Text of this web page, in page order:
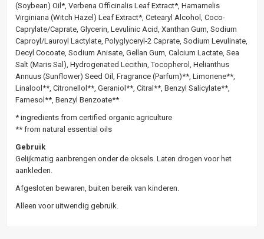
(Soybean) Oil*, Verbena Officinalis Leaf Extract*, Hamamelis
Virginiana (Witch Hazel) Leaf Extract*, Cetearyl Alcohol, Coco-
Caprylate/Caprate, Glycerin, Levulinic Acid, Xanthan Gum, Sodium
Caproyl/Lauroyl Lactylate, Polyglyceryl-2 Caprate, Sodium Levulinate,
Decyl Cocoate, Sodium Anisate, Gellan Gum, Calcium Lactate, Sea
Salt (Maris Sal), Hydrogenated Lecithin, Tocopherol, Helianthus
Annuus (Sunflower) Seed Oil, Fragrance (Parfum)**, Limonene**,
Linalool**, Citronellol**, Geraniol**, Citral**, Benzyl Salicylate**,
Farnesol**, Benzyl Benzoate**
* ingredients from certified organic agriculture
** from natural essential oils
Gebruik
Gelijkmatig aanbrengen onder de oksels. Laten drogen voor het
aankleden.
Afgesloten bewaren, buiten bereik van kinderen.
Alleen voor uitwendig gebruik.